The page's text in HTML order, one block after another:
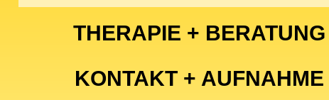
THERAPIE + BERATUNG
KONTAKT + AUFNAHME